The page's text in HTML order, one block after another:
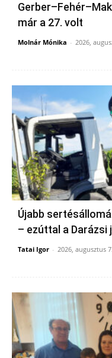
már a 27. volt
Molnár Mónika - 2026,
Újabb
– ezúttal a Darázsi
Tatai Igor - 2026, augusztus 7.